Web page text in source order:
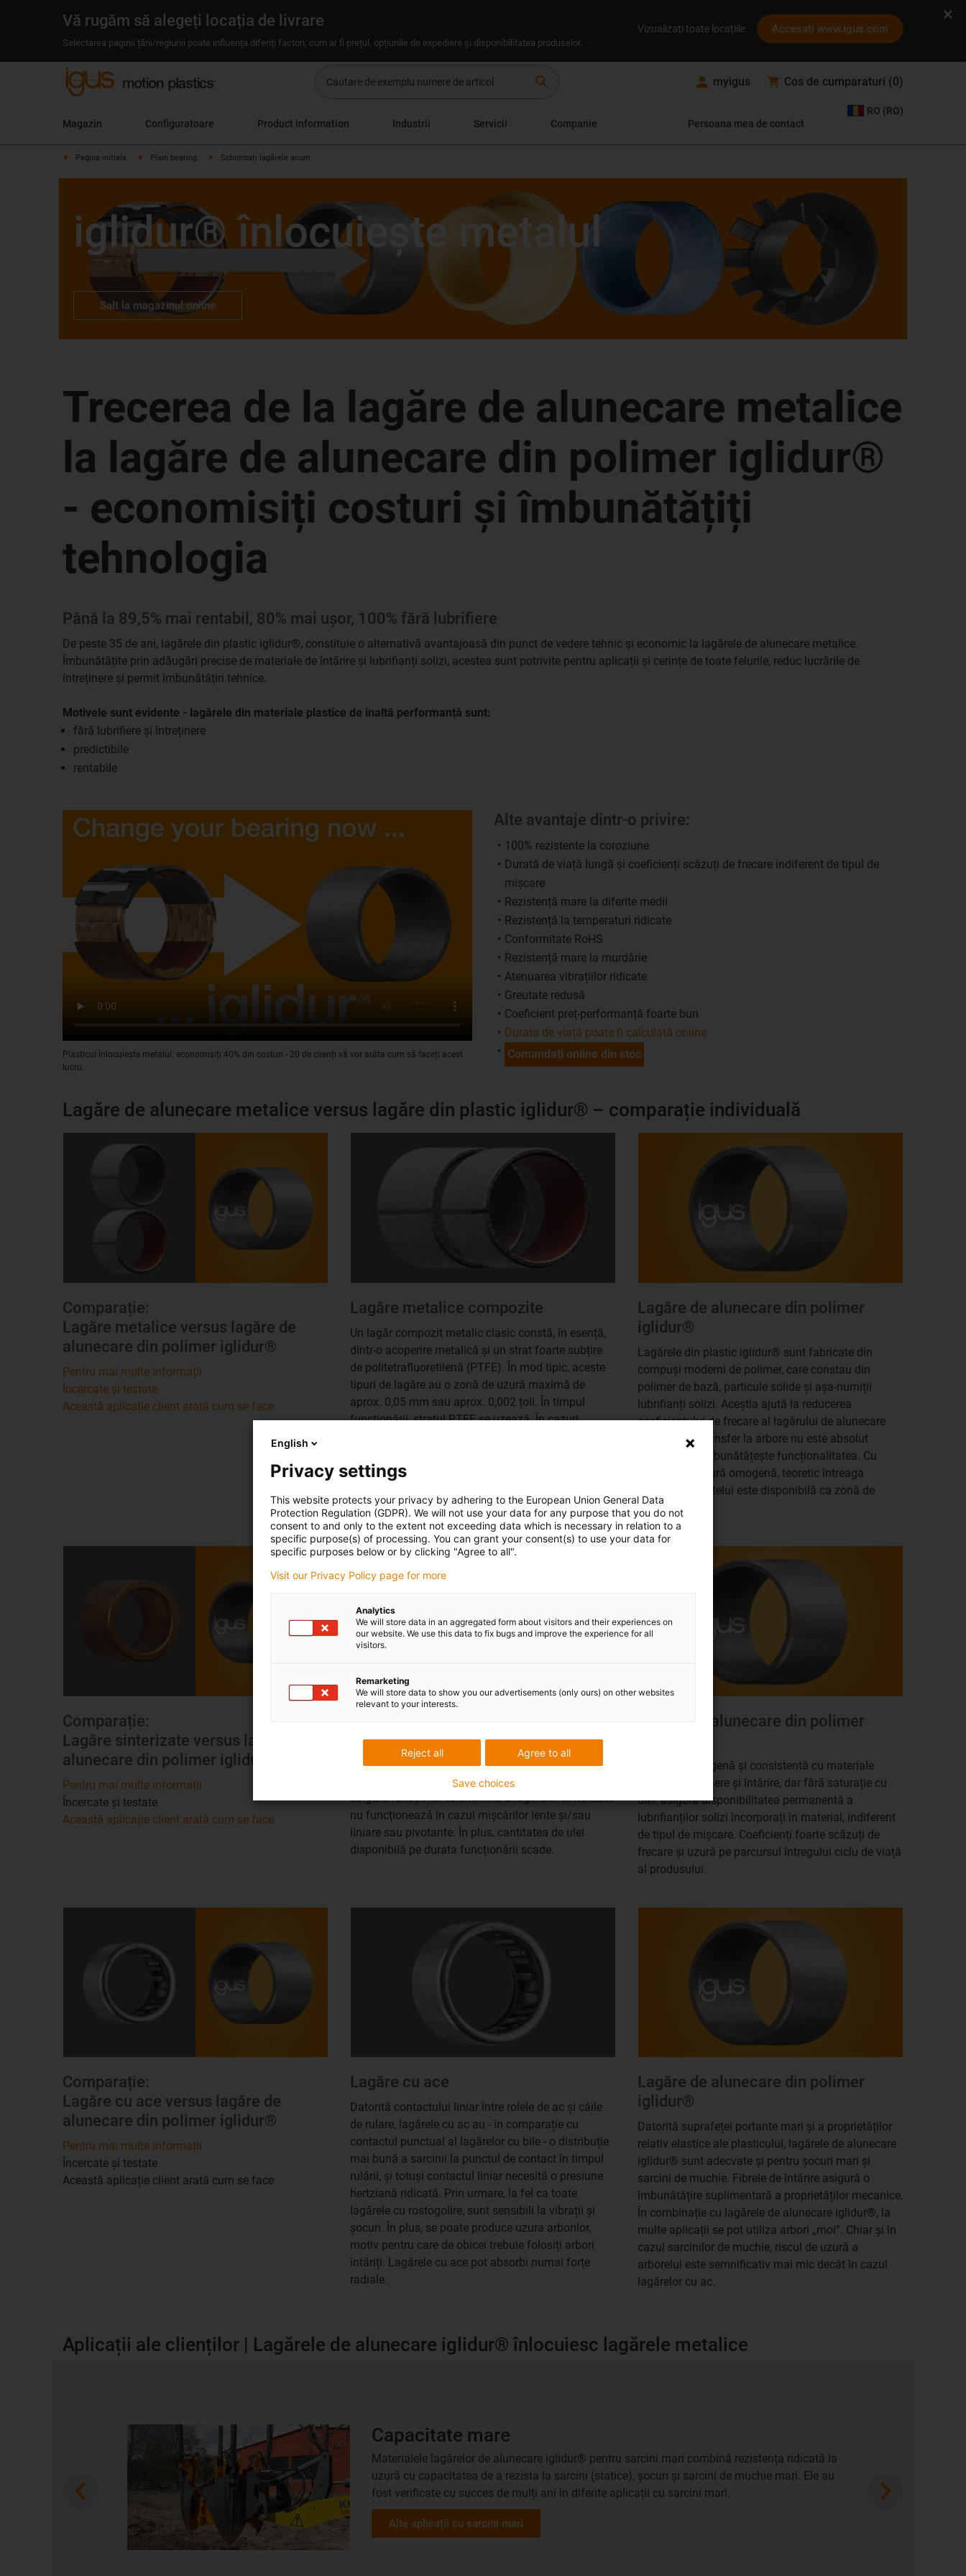
Vă rugăm să alegeți locația de livrare
Selectarea paginii țării/regiunii poate influența diferiți factori, cum ar fi prețul, opțiunile de expediere și disponibilitatea produselor.
Vizualizați toate locațiile Accesați www.igus.com
search myigus Cos de cumparaturi (0)
Magazin Configuratoare Product information Industrii Servicii Companie Persoana mea de contact
RO (RO)
Pagina initiala Plain bearing Schimbați lagărele acum
iglidur® înlocuiește metalul
Salt la magazinul online
Trecerea de la lagăre de alunecare metalice
la lagăre de alunecare din polimer iglidur®
- economisiți costuri și îmbunătățiți
tehnologia
Până la 89,5% mai rentabil, 80% mai ușor, 100% fără lubrifiere
De peste 35 de ani, lagărele din plastic iglidur®, constituie o alternativă avantajoasă din punct de vedere tehnic şi economic la lagărele de alunecare metalice.
Îmbunătățite prin adăugări precise de materiale de întărire și lubrifianți solizi, acestea sunt potrivite pentru aplicații și cerințe de toate felurile, reduc lucrările de
întreținere și permit îmbunătățiri tehnice.
Motivele sunt evidente - lagărele din materiale plastice de înaltă performanță sunt:
fără lubrifiere și întreținere
predictibile
rentabile
Plasticul înlocuiește metalul: economisiți 40% din costuri - 20 de clienți vă vor arăta cum să faceți acest
lucru.
Alte avantaje dintr-o privire:
100% rezistente la coroziune
Durată de viață lungă și coeficienți scăzuți de frecare indiferent de tipul de
mișcare
Rezistență mare la diferite medii
Rezistență la temperaturi ridicate
Conformitate RoHS
Rezistență mare la murdărie
Atenuarea vibrațiilor ridicate
Greutate redusă
Coeficient preț-performanță foarte bun
Durata de viață poate fi calculată online
Comandați online din stoc
Lagăre de alunecare metalice versus lagăre din plastic iglidur® – comparație individuală
Comparație:
Lagăre metalice versus lagăre de
alunecare din polimer iglidur®
Pentru mai multe informații
Încercate și testate
Această aplicație client arată cum se face
Lagăre metalice compozite
Un lagăr compozit metalic clasic constă, în esență,
dintr-o acoperire metalică și un strat foarte subțire
de politetrafluoretilenă (PTFE). În mod tipic, aceste
tipuri de lagăre au o zonă de uzură maximă de
aprox. 0,05 mm sau aprox. 0,002 țoli. În timpul
funcționării, stratul PTFE se uzează. În cazuri
arborelui sau la „griparea” lagărului.
Lagăre de alunecare din polimer
iglidur®
Lagărele din plastic iglidur® sunt fabricate din
compuși moderni de polimer, care constau din
polimer de bază, particule solide și așa-numiții
lubrifianți solizi. Aceștia ajută la reducerea
coeficientului de frecare al lagărului de alunecare
iglidur®. Un transfer la arbore nu este absolut
necesar, dar îmbunătățește funcționalitatea. Cu
această structură omogenă, teoretic întreaga
grosime a peretelui este disponibilă ca zonă de
uzură.
Comparație:
Lagăre sinterizate versus lagăre de
alunecare din polimer iglidur®
Pentru mai multe informații
Încercate și testate
Această aplicație client arată cum se face
Uleiul este absorbit de corpul lagărului poros
sinterizat și asigură lubrifierea, în special la viteze de
rotație mai mari. Pelicula de ulei necesară pentru a
asigura funcționarea eficientă a lagărelor sinterizate
nu funcționează în cazul mișcărilor lente și/sau
liniare sau pivotante. În plus, cantitatea de ulei
disponibilă pe durata funcționării scade.
Lagăre de alunecare din polimer
Structura omogenă și consistentă cu materiale
solide de lubrifiere și întărire, dar fără saturație cu
ulei, asigură disponibilitatea permanentă a
lubrifianților solizi încorporați în material, indiferent
de tipul de mișcare. Coeficienți foarte scăzuți de
frecare și uzură pe parcursul întregului ciclu de viață
al produsului.
Comparație:
Lagăre cu ace versus lagăre de
alunecare din polimer iglidur®
Pentru mai multe informații
Încercate și testate
Această aplicație client arată cum se face
Lagăre cu ace
Datorită contactului liniar între rolele de ac și căile
de rulare, lagărele cu ac au - în comparație cu
contactul punctual al lagărelor cu bile - o distribuție
mai bună a sarcinii la punctul de contact în timpul
rulării, și totuși contactul liniar necesită o presiune
hertziană ridicată. Prin urmare, la fel ca toate
lagărele cu rostogolire, sunt sensibili la vibrații și
șocuri. În plus, se poate produce uzura arborilor,
motiv pentru care de obicei trebuie folosiți arbori
întăriți. Lagărele cu ace pot absorbi numai forțe
radiale.
Lagăre de alunecare din polimer
iglidur®
Datorită suprafeței portante mari și a proprietăților
relativ elastice ale plasticului, lagărele de alunecare
iglidur® sunt adecvate și pentru șocuri mari și
sarcini de muchie. Fibrele de întărire asigură o
îmbunătățire suplimentară a proprietăților mecanice.
În combinație cu lagărele de alunecare iglidur®, la
multe aplicații se pot utiliza arbori „moi”. Chiar și în
cazul sarcinilor de muchie, riscul de uzură a
arborelui este semnificativ mai mic decât în cazul
lagărelor cu ac.
Aplicații ale clienților | Lagărele de alunecare iglidur® înlocuiesc lagărele metalice
Capacitate mare
Materialele lagărelor de alunecare iglidur® pentru sarcini mari combină rezistența ridicată la
uzură cu capacitatea de a rezista la sarcini (statice), șocuri și sarcini de muchie mari. Ele au
fost verificate cu succes de mulți ani în diferite aplicații cu sarcini mari.
Alte aplicații cu sarcini mari
English
Privacy settings
This website protects your privacy by adhering to the European Union General Data
Protection Regulation (GDPR). We will not use your data for any purpose that you do not
consent to and only to the extent not exceeding data which is necessary in relation to a
specific purpose(s) of processing. You can grant your consent(s) to use your data for
specific purposes below or by clicking "Agree to all".
Visit our Privacy Policy page for more
Analytics
We will store data in an aggregated form about visitors and their experiences on
our website. We use this data to fix bugs and improve the experience for all
visitors.
Remarketing
We will store data to show you our advertisements (only ours) on other websites
relevant to your interests.
Agree to all
Reject all
Save choices